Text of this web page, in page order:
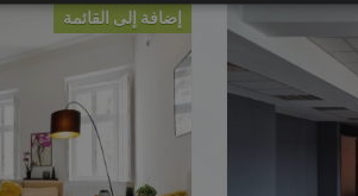
إضافة إلى القائمة